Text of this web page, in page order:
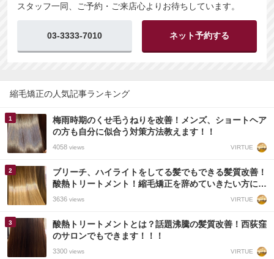
スタッフ一同、ご予約・ご来店心よりお待ちしています。
03-3333-7010 ネット予約する
縮毛矯正の人気記事ランキング
梅雨時期のくせ毛うねりを改善！メンズ、ショートヘア
の方も自分に似合う対策方法教えます！！
4058 views VIRTUE
ブリーチ、ハイライトをしてる髪でもできる髪質改善！
酸熱トリートメント！縮毛矯正を辞めていきたい方にも
オススメです！
3636 views VIRTUE
酸熱トリートメントとは？話題沸騰の髪質改善！西荻窪
のサロンでもできます！！！
3300 views VIRTUE